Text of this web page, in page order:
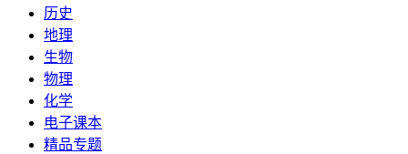
历史
地理
生物
物理
化学
电子课本
精品专题